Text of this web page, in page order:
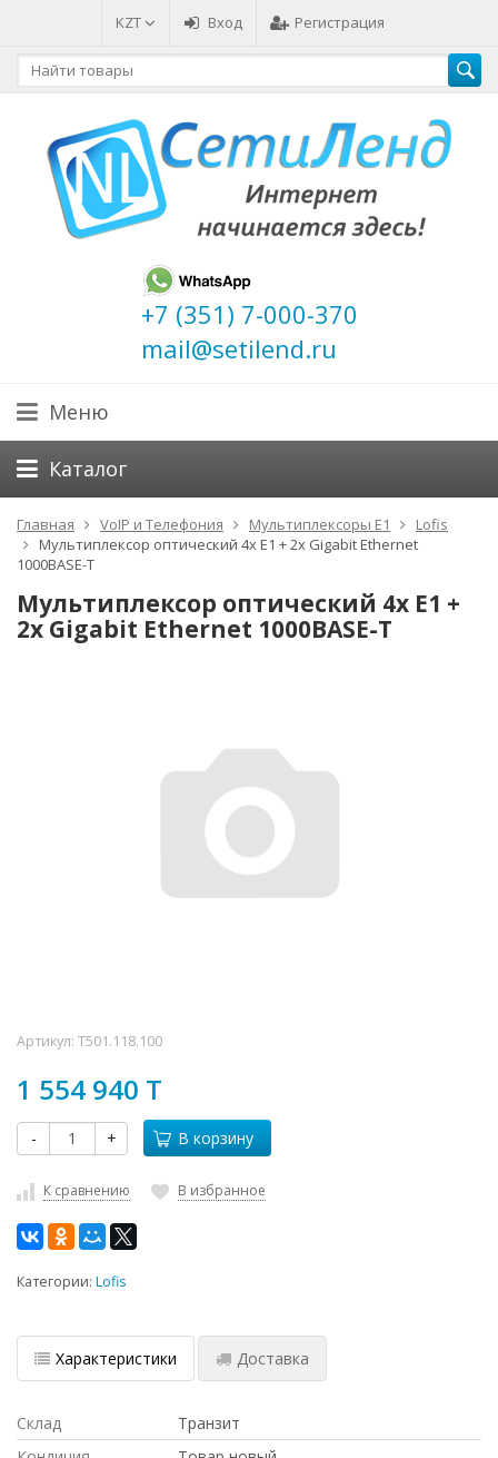
KZT Вход Регистрация
+7 (351) 7-000-370
mail@setilend.ru
Меню
Каталог
Главная VoIP и Телефония Мультиплексоры Е1
Lofis
Мультиплексор оптический 4x E1 + 2x Gigabit Ethernet
1000BASE-T
Мультиплексор оптический 4x E1 +
2x Gigabit Ethernet 1000BASE-T
Артикул: T501.118.100
1 554 940 T
- + В корзину
К сравнению В избранное
Категории: Lofis
Характеристики Доставка
Склад
Транзит